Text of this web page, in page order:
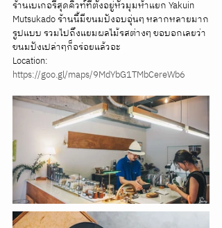
ร้านเบเกอรี่สุดคิ้วท์ที่ตั้งอยู่หัวมุมห้าแยก Yakuin
Mutsukado ร้านนี้มีขนมปังอบอุ่นๆ หลากหลายมาก
รูปแบบ รวมไปถึงแยมผลไม้รสต่างๆ ขอบอกเลยว่า
ขนมปังเปล่าๆก็อร่อยแล้วอะ
Location:
https://goo.gl/maps/9MdYbG1TMbCereWb6